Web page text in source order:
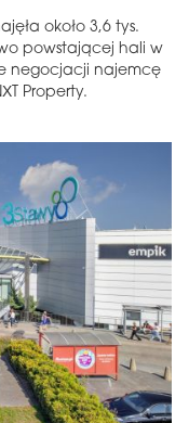
około 3,6 tys.
powstającej hali w
negocjacji najemcę
Property.